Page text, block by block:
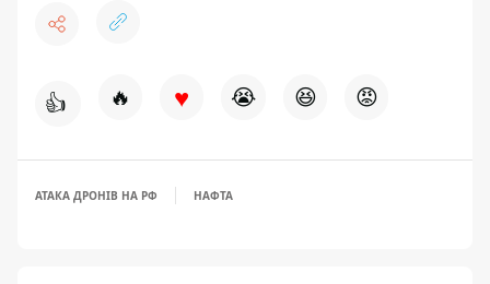
👍 🔥 ♥ 😭 😆 😡
АТАКА ДРОНІВ НА РФ НАФТА